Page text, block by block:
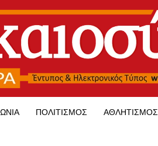
ΠΟΛΙΤΙΣΜΌΣ ΑΘΛΗΤΙΣΜΌΣ